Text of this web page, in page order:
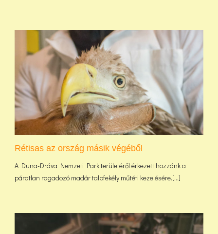
Rétisas az ország másik végéből
A Duna-Dráva Nemzeti Park területéről érkezett hozzánk a
páratlan ragadozó madár talpfekély műtéti kezelésére.[...]